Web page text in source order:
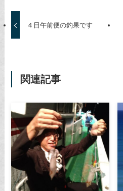
４日午前便の釣果です
関連記事